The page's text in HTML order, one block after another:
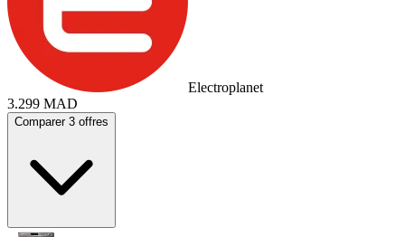
Electroplanet
3.299 MAD
Comparer 3 offres